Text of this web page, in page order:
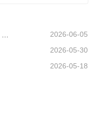
2026-06-05
2026-05-30
2026-05-18